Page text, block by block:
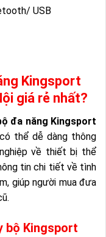
USB
Kingsport
giá rẻ nhất?
đa năng Kingsport
thể dễ dàng thông
về thiết bị thể
tin chi tiết về tình
giúp người mua đưa
bộ Kingsport